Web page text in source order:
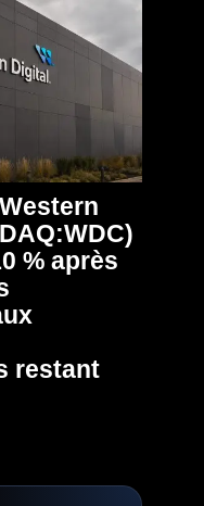
% après
restant